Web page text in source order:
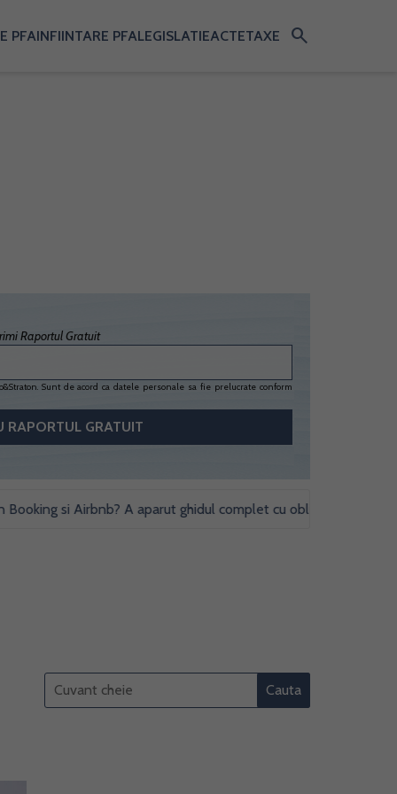
PFAINFIINTARE PFALEGISLATIEACTETAXE search
Raportul Gratuit
Sunt de acord ca datele personale sa fie prelucrate conform
si Airbnb? A aparut ghidul complet cu obligatii fiscale si